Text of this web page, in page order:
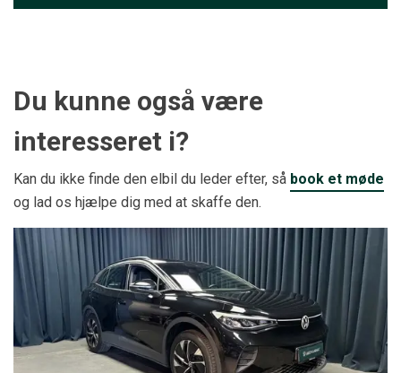
Du kunne også være
interesseret i?
Kan du ikke finde den elbil du leder efter, så book et møde
og lad os hjælpe dig med at skaffe den.